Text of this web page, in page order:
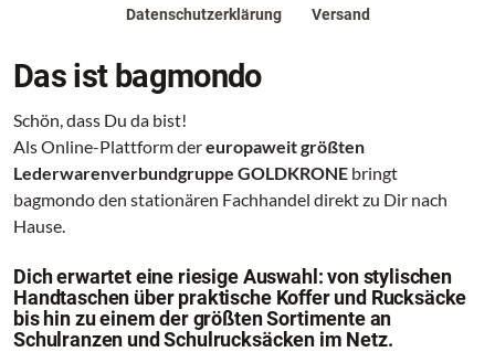
Datenschutzerklärung Versand
Das ist bagmondo
Schön, dass Du da bist!
Als Online-Plattform dereuropaweit größten
Lederwarenverbundgruppe GOLDKRONE bringt
bagmondo den stationären Fachhandel direkt zu Dir nach
Hause.
Dich erwartet eine riesige Auswahl: von stylischen
Handtaschen über praktische Koffer und Rucksäcke
bis hin zu einem der größten Sortimente an
Schulranzen und Schulrucksäcken im Netz.